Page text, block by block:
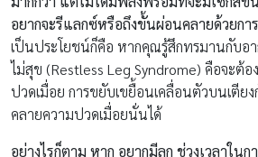
อยากจะรีแลกซ์หรือถึงขั้นผ่อนคลายด้วยกา
เป็นประโยชน์ก็คือ หากคุณรู้สึกทรมานกับอ
ไม่สุข (Restless Leg Syndrome) คือจะต้
ปวดเมื่อย การขยับเขยื้อนเคลื่อนตัวบนเตีย
คลายความปวดเมื่อยนั่นได้
อย่างไรก็ตาม หาก อยากมีลูก ช่วงเวลาใน